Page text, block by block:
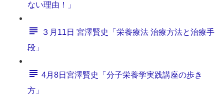
ない理由！」
３月11日 宮澤賢史「栄養療法 治療方法と治療手
段」
4月8日宮澤賢史「分子栄養学実践講座の歩き
方」